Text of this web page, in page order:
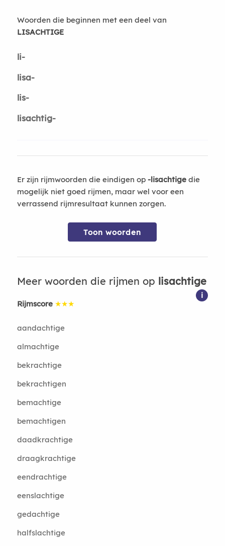
Woorden die beginnen met een deel van
LISACHTIGE
li-
lisa-
lis-
lisachtig-
Er zijn rijmwoorden die eindigen op -lisachtigedie
mogelijk niet goed rijmen, maar wel voor een
verrassend rijmresultaat kunnen zorgen.
Toon woorden
Meer woorden die rijmen op lisachtige
i
Rijmscore ★★★
aandachtige
almachtige
bekrachtige
bekrachtigen
bemachtige
bemachtigen
daadkrachtige
draagkrachtige
eendrachtige
eenslachtige
gedachtige
halfslachtige